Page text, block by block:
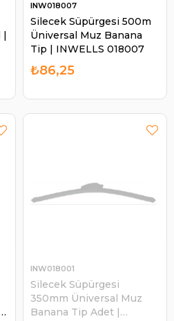
|
Silecek Süpürgesi 500m
Üniversal Muz Banana
Tip | INWELLS 018007
INW018007
₺86,25
Silecek Süpürgesi
350mm Üniversal Muz
Banana Tip Adet |
INW018001